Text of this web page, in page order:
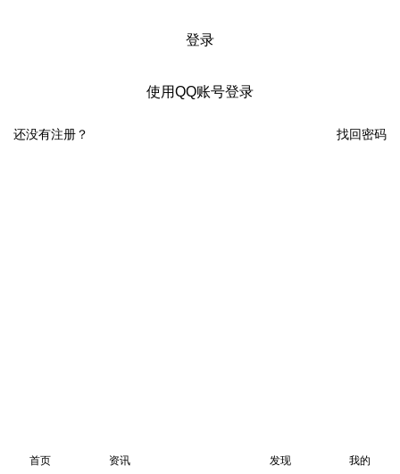
登录
使用QQ账号登录
找回密码
还没有注册？
首页 资讯 发现 我的